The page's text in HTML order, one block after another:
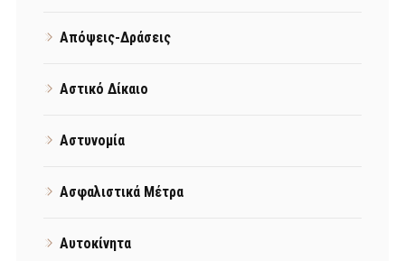
Απόψεις-Δράσεις
Αστικό Δίκαιο
Αστυνομία
Ασφαλιστικά Μέτρα
Αυτοκίνητα